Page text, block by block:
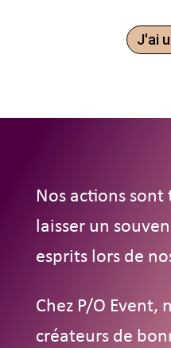
J'ai
Nos actions
laisser un
esprits lors de
Chez P/O Event,
créateurs de